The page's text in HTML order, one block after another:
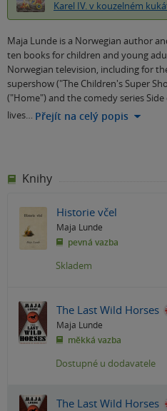
Karel IV. v kouzelném
Maja Lunde is a Norwegian author
ten books for children and young
Norwegian television, including for
supershow ("The Children's Super
("Home") and the comedy series Side
lives… Přejít na celý popis
Knihy
Historie včel
Maja Lunde
pevná vazba
Skladem
The Last Wild Horses
Maja Lunde
měkká vazba
Dostupné u dodavatele
The Last Wild Horses